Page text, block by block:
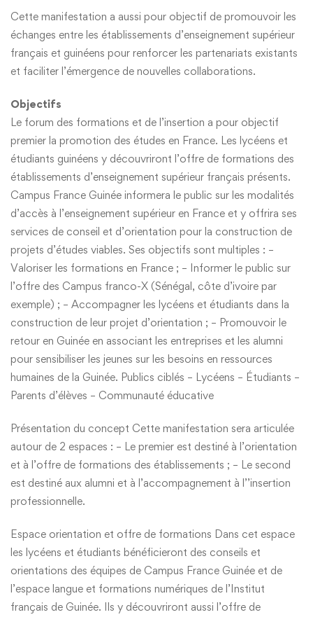
Cette manifestation a aussi pour objectif de promouvoir les
échanges entre les établissements d’enseignement supérieur
français et guinéens pour renforcer les partenariats existants
et faciliter l’émergence de nouvelles collaborations.
Objectifs
Le forum des formations et de l’insertion a pour objectif
premier la promotion des études en France. Les lycéens et
étudiants guinéens y découvriront l’offre de formations des
établissements d’enseignement supérieur français présents.
Campus France Guinée informera le public sur les modalités
d’accès à l’enseignement supérieur en France et y offrira ses
services de conseil et d’orientation pour la construction de
projets d’études viables. Ses objectifs sont multiples : –
Valoriser les formations en France ; – Informer le public sur
l’offre des Campus franco-X (Sénégal, côte d’ivoire par
exemple) ; – Accompagner les lycéens et étudiants dans la
construction de leur projet d’orientation ; – Promouvoir le
retour en Guinée en associant les entreprises et les alumni
pour sensibiliser les jeunes sur les besoins en ressources
humaines de la Guinée. Publics ciblés – Lycéens – Étudiants –
Parents d’élèves – Communauté éducative
Présentation du concept Cette manifestation sera articulée
autour de 2 espaces : – Le premier est destiné à l’orientation
et à l’offre de formations des établissements ; – Le second
est destiné aux alumni et à l’accompagnement à l’’insertion
professionnelle.
Espace orientation et offre de formations Dans cet espace
les lycéens et étudiants bénéficieront des conseils et
orientations des équipes de Campus France Guinée et de
l’espace langue et formations numériques de l’Institut
français de Guinée. Ils y découvriront aussi l’offre de